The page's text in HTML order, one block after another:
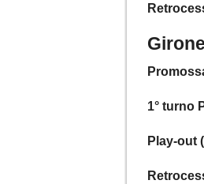
1° turno
Play-out